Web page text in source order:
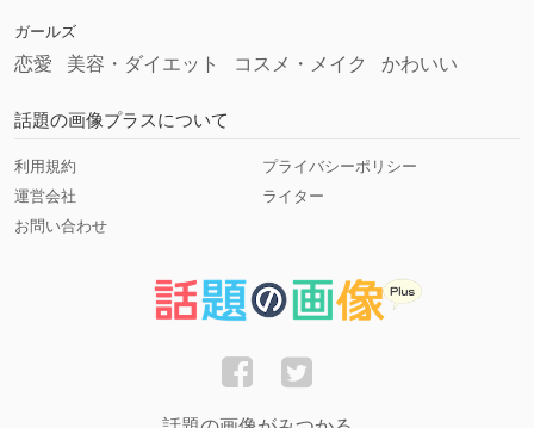
ガールズ
恋愛 美容・ダイエット コスメ・メイク かわいい
話題の画像プラスについて
利用規約
プライバシーポリシー
運営会社
ライター
お問い合わせ